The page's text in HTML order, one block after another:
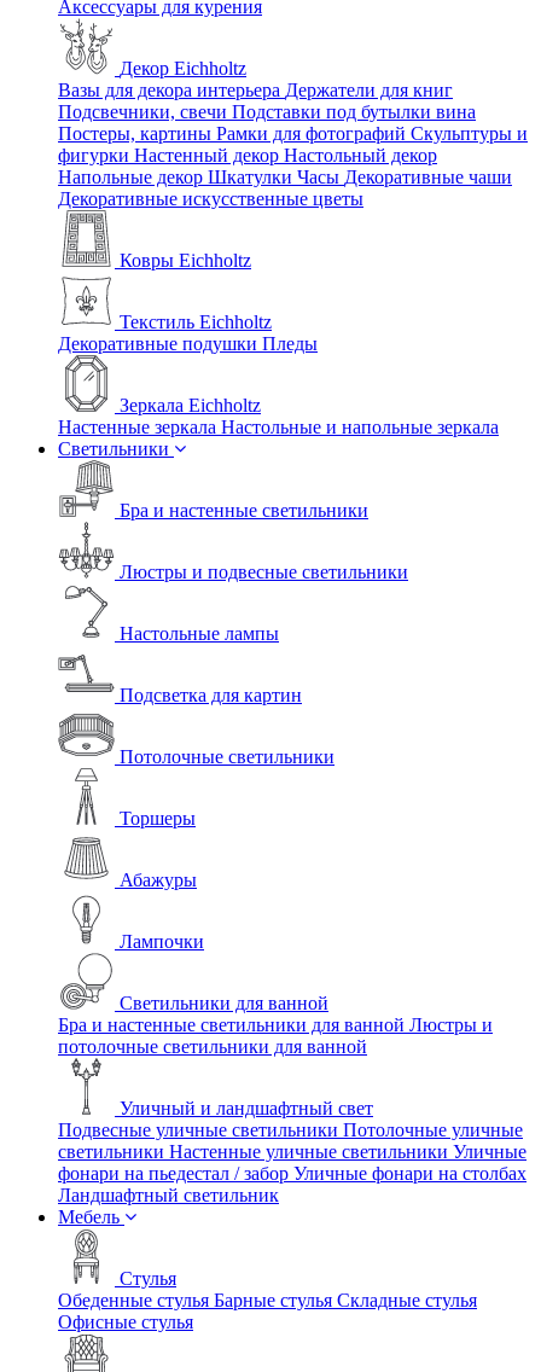
Аксессуары для курения
Декор Eichholtz
Вазы для декора интерьера Держатели для книг
Подсвечники, свечи Подставки под бутылки вина
Постеры, картины Рамки для фотографий Скульптуры и
фигурки Настенный декор Настольный декор
Напольные декор Шкатулки Часы Декоративные чаши
Декоративные искусственные цветы
Ковры Eichholtz
Текстиль Eichholtz
Декоративные подушки Пледы
Зеркала Eichholtz
Настенные зеркала Настольные и напольные зеркала
Светильники
Бра и настенные светильники
Люстры и подвесные светильники
Настольные лампы
Подсветка для картин
Потолочные светильники
Торшеры
Абажуры
Лампочки
Светильники для ванной
Бра и настенные светильники для ванной Люстры и
потолочные светильники для ванной
Уличный и ландшафтный свет
Подвесные уличные светильники Потолочные уличные
светильники Настенные уличные светильники Уличные
фонари на пьедестал / забор Уличные фонари на столбах
Ландшафтный светильник
Мебель
Стулья
Обеденные стулья Барные стулья Складные стулья
Офисные стулья